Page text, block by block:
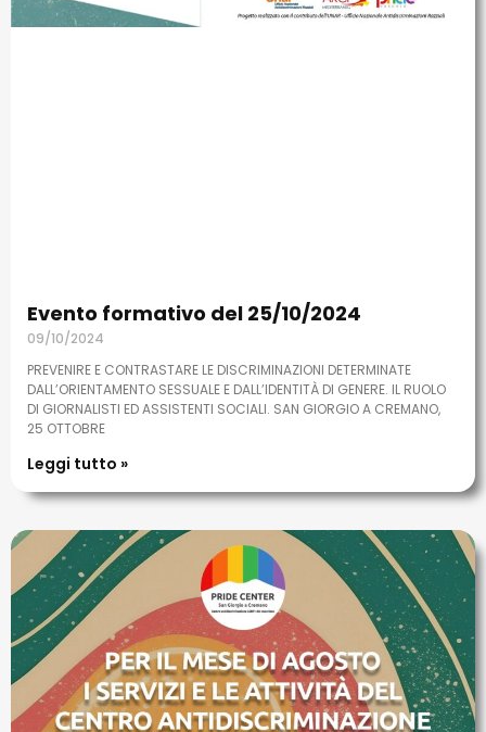
Evento formativo del 25/10/2024
09/10/2024
PREVENIRE E CONTRASTARE LE DISCRIMINAZIONI DETERMINATE
DALL’ORIENTAMENTO SESSUALE E DALL’IDENTITÀ DI GENERE. IL RUOLO
DI GIORNALISTI ED ASSISTENTI SOCIALI. SAN GIORGIO A CREMANO,
25 OTTOBRE
Leggi tutto »